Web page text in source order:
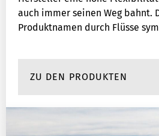
auch immer seinen Weg bahnt.
Produktnamen durch Flüsse
ZU DEN PRODUKTEN